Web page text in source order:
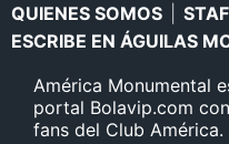
QUIENES SOMOS
ESCRIBE EN ÁGUILAS
América Monumental
portal Bolavip.com
fans del Club América.